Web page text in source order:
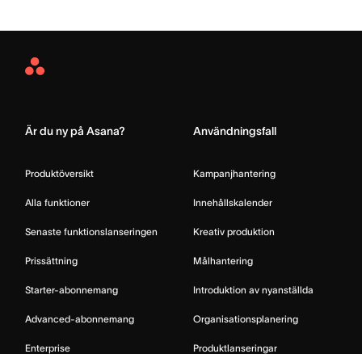
Asana
Är du ny på Asana?
Produktöversikt
Alla funktioner
Senaste funktionslanseringen
Prissättning
Starter-abonnemang
Advanced-abonnemang
Enterprise
Användningsfall
Kampanjhantering
Innehållskalender
Kreativ produktion
Målhantering
Introduktion av nyanställda
Organisationsplanering
Produktlanseringar